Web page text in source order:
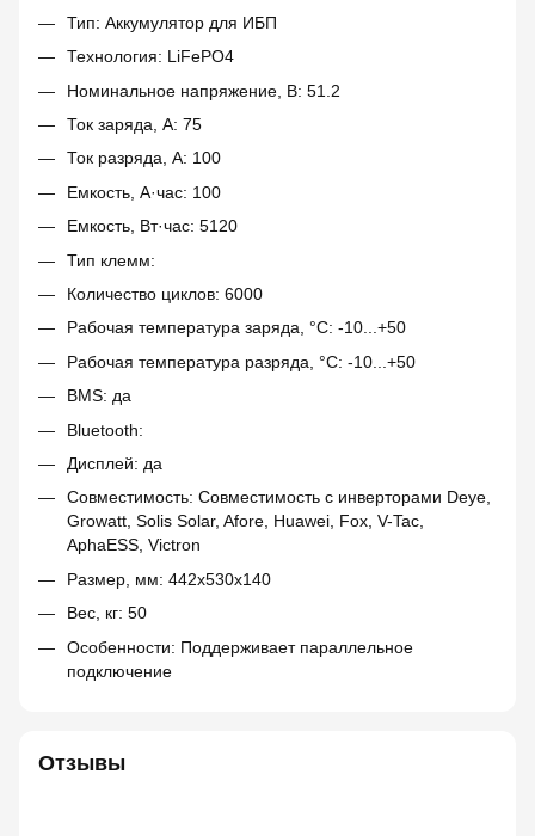
Тип: Аккумулятор для ИБП
Технология: LiFePO4
Номинальное напряжение, В: 51.2
Ток заряда, А: 75
Ток разряда, А: 100
Емкость, А·час: 100
Емкость, Вт·час: 5120
Тип клемм:
Количество циклов: 6000
Рабочая температура заряда, °C: -10...+50
Рабочая температура разряда, °C: -10...+50
BMS: да
Bluetooth:
Дисплей: да
Совместимость: Совместимость с инверторами Deye,
Growatt, Solis Solar, Afore, Huawei, Fox, V-Tac,
AphaESS, Victron
Размер, мм: 442x530x140
Вес, кг: 50
Особенности: Поддерживает параллельное
подключение
Отзывы